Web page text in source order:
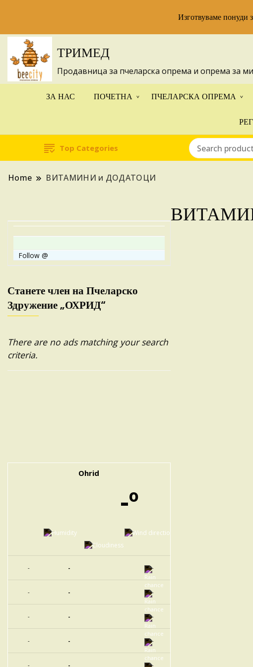
ТРИМЕД
Продавница за пчеларска опрема и опрема за
ЗА НАС ПОЧЕТНА ПЧЕЛАРСКА ОПРЕМА
Top Categories
Home ВИТАМИНИ и ДОДАТОЦИ
Follow @
Станете член на Пчеларско
Здружение „ОХРИД“
There are no ads matching your search
criteria.
Ohrid
-º
-
-
-
- - -
- - -
- - -
- - -
- - -
Изготвуваме